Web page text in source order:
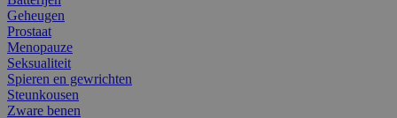
Geheugen
Prostaat
Menopauze
Seksualiteit
Spieren en gewrichten
Steunkousen
Zware benen